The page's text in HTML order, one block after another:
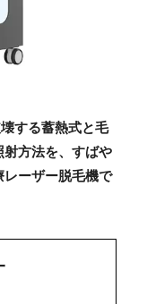
する蓄熱式と毛
方法を、すばや
レーザー脱毛機で